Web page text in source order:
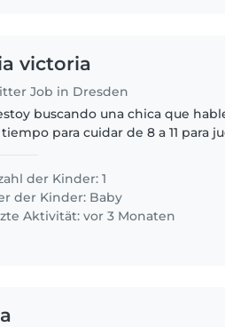
victoria
Job in Dresden
buscando una chica que
para cuidar de 8 a 11 para
der Kinder: 1
der Kinder: Baby
Aktivität: vor 3 Monaten